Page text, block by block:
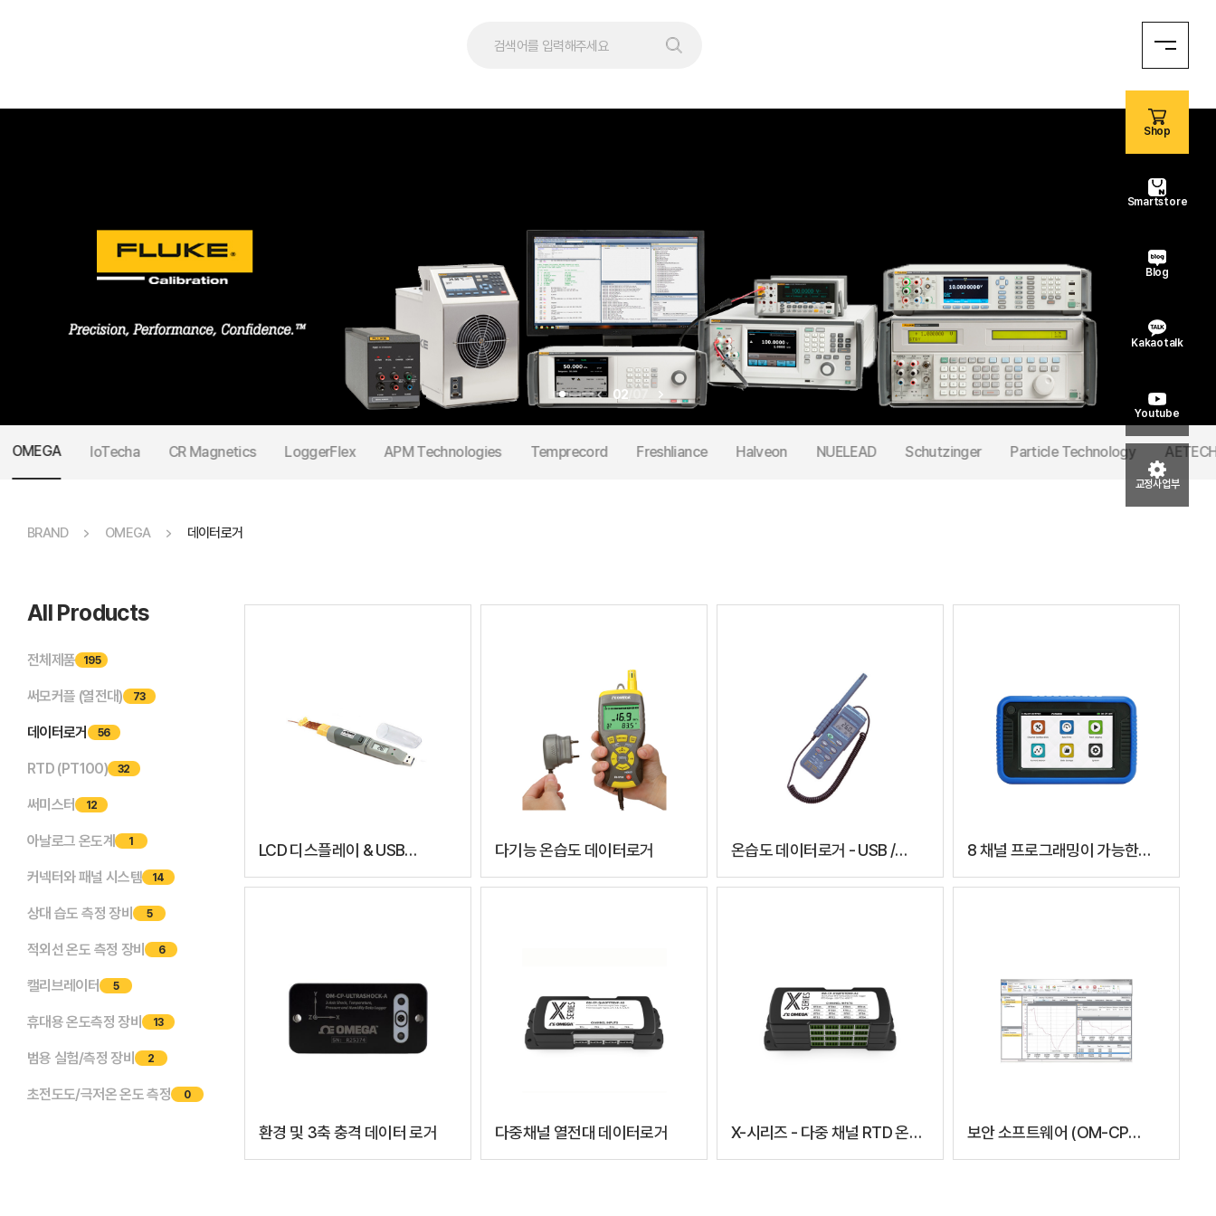
02
OMEGA IoTecha CR Magnetics LoggerFlex APM Technologies Temprecord Freshliance Halveon NUELEAD Schutzinger Particle Technology
BRAND OMEGA 데이터로거
All Products
전체제품 195
써모커플 (열전대) 73
데이터로거 56
RTD (PT100) 32
써미스터 12
아날로그 온도계 1
커넥터와 패널 시스템 14
상대 습도 측정 장비 5
적외선 온도 측정 장비 6
캘리브레이터 5
휴대용 온도측정 장비 13
범용 실험/측정 장비 2
초전도도/극저온 온도 측정 0
LCD 디스플레이 & USB
인터페이스가 적용된 써모커플
다기능 온습도 데이터로거
온습도 데이터로거 - USB /
RS232 인터페이스가 있는
8 채널 프로그래밍이 가능한
휴대용 데이터로거
환경 및 3축 충격 데이터 로거 다중채널 열전대 데이터로거
X-시리즈 - 다중 채널 RTD 온도
로거
보안 소프트웨어 (OM-CP
시리즈 데이터 로거 전용)
Shop
Smartstore
Blog
Kakaotalk
Youtube
교정사업부